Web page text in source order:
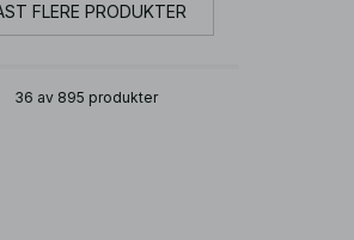
FLERE PRODUKTER
36 av 895 produkter